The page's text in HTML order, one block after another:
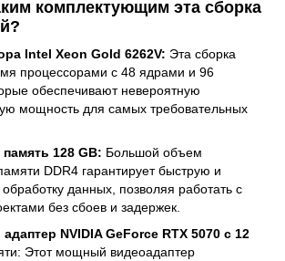
комплектующим эта сборка
Intel Xeon Gold 6262V: Эта сборка
процессорами с 48 ядрами и 96
обеспечивают невероятную
мощность для самых требовательных
128 GB: Большой объем
DDR4 гарантирует быструю и
данных, позволяя работать с
без сбоев и задержек.
NVIDIA GeForce RTX 5070 с 12
Этот мощный видеоадаптер